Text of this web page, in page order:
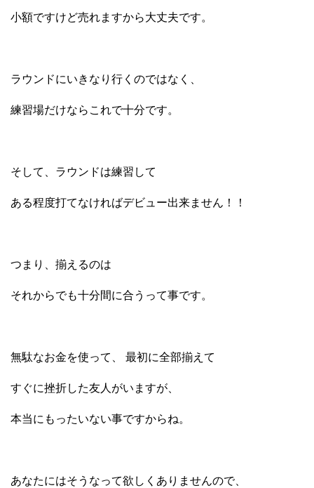
小額ですけど売れますから大丈夫です。
ラウンドにいきなり行くのではなく、
練習場だけならこれで十分です。
そして、ラウンドは練習して
ある程度打てなければデビュー出来ません！！
つまり、揃えるのは
それからでも十分間に合うって事です。
無駄なお金を使って、 最初に全部揃えて
すぐに挫折した友人がいますが、
本当にもったいない事ですからね。
あなたにはそうなって欲しくありませんので、